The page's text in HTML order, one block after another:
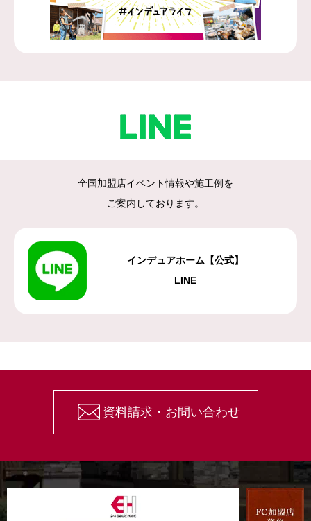
全国加盟店イベント情報や施工例を
ご案内しております。
インデュアホーム【公式】
LINE
資料請求・お問い合わせ